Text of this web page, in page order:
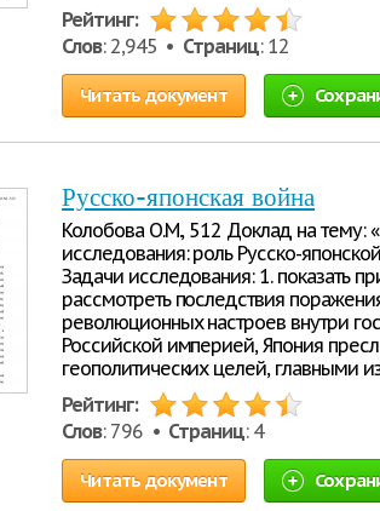
Рейтинг:
Слов: 2,945 • Страниц: 12
Читать документ
Русско-японская война
Колобова О.М., 512 Доклад на тему:
исследования: роль Русско-
Задачи исследования: 1. показать
рассмотреть последствия
революционных настроев внутри
Российской империей, Япония
геополитических целей, главными
Рейтинг:
Слов: 796 • Страниц: 4
Читать документ